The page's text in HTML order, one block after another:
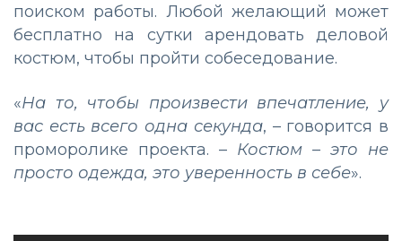
поиском работы. Любой желающий может
бесплатно на сутки арендовать деловой
костюм, чтобы пройти собеседование.
«На то, чтобы произвести впечатление, у
вас есть всего одна секунда, – говорится в
проморолике проекта. – Костюм – это не
просто одежда, это уверенность в себе».